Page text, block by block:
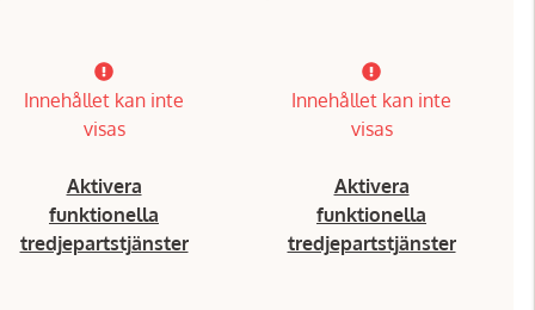
Innehållet kan inte
visas
Aktivera
funktionella
tredjepartstjänster
Innehållet kan inte
visas
Aktivera
funktionella
tredjepartstjänster